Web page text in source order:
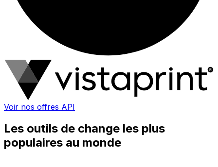
Voir nos offres API
Les outils de change les plus
populaires au monde